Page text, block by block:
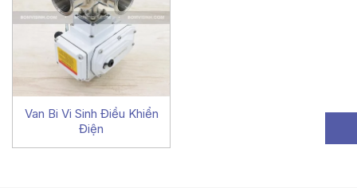
Van Bi Vi Sinh Điều Khiển
Điện